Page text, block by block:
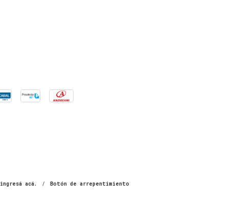
ingresá acá. / Botón de arrepentimiento